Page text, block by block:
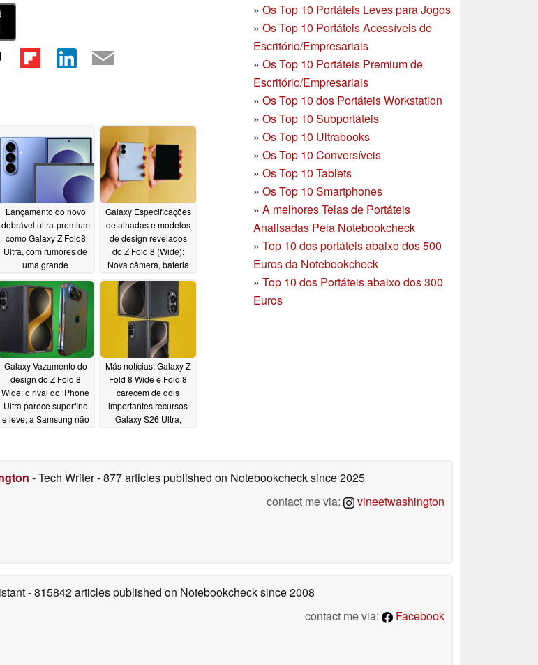
» Os Top 10 Portáteis Leves para Jogos
» Os Top 10 Portáteis Acessíveis de
Escritório/Empresariais
» Os Top 10 Portáteis Premium de
Escritório/Empresariais
» Os Top 10 dos Portáteis Workstation
» Os Top 10 Subportáteis
» Os Top 10 Ultrabooks
» Os Top 10 Conversíveis
» Os Top 10 Tablets
» Os Top 10 Smartphones
» A melhores Telas de Portáteis
Analisadas Pela Notebookcheck
» Top 10 dos portáteis abaixo dos 500
Euros da Notebookcheck
» Top 10 dos Portáteis abaixo dos 300
Euros
Lançamento do novo
dobrável ultra-premium
como Galaxy Z Fold8
Ultra, com rumores de
uma grande
06/03/2026
Galaxy Especificações
detalhadas e modelos
de design revelados
do Z Fold 8 (Wide):
Nova câmera, bateria
vincos em 201g
06/02/2026
Galaxy Vazamento do
design do Z Fold 8
Wide: o rival do iPhone
Ultra parece superfino
e leve; a Samsung não
Más notícias: Galaxy Z
Fold 8 Wide e Fold 8
carecem de dois
importantes recursos
Galaxy S26 Ultra,
- Tech Writer- 877 articles published on Notebookchecksince 2025
contact me via:
vineetwashington
- 815842 articles published on Notebookchecksince 2008
contact me via:
Facebook